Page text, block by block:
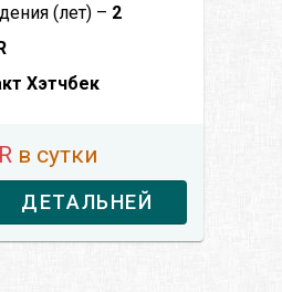
(лет) – 2
Хэтчбек
в сутки
ДЕТАЛЬНЕЙ